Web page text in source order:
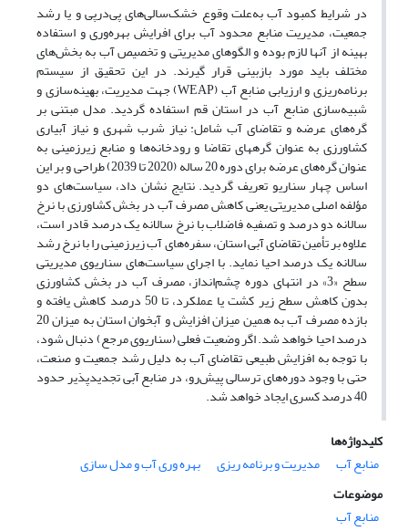
در شرایط کمبود آب به‌علت وقوع خشک‌سالی‌های پی‌درپی و یا رشد
جمعیت، مدیریت منابع محدود آب برای افرایش بهره‌وری و استفاده
بهینه از آنها لازم بوده و الگوهای مدیریتی و تخصیص آب به بخش‌های
مختلف باید مورد بازبینی قرار گیرند. در این تحقیق از ﺳﯿﺴﺘﻢ
ﺑﺮﻧﺎﻣﻪرﯾﺰی و ارزﯾﺎﺑﯽ منابع آب (WEAP) جهت ﻣﺪﯾﺮﯾﺖ، ﺑﻬﯿﻨﻪﺳﺎزی و
ﺷﺒﯿﻪﺳﺎزی ﻣﻨﺎﺑﻊ آب در استان قم استفاده گردید. مدل مبتنی بر
گره‌های عرضه و تقاضای آب شامل: نیاز شرب شهری و نیاز آبیاری
کشاورزی به عنوان گره‎های تقاضا و رودخانه‌ها و منابع زیرزمینی به
عنوان گره‌های عرضه برای دوره 20 ساله (2020 تا 2039) طراحی و بر این
اساس چهار سناریو تعریف گردید. نتایج نشان داد، سیاست‌های دو
مؤلفه اصلی مدیریتی یعنی کاهش مصرف آب در بخش کشاورزی با نرخ
سالانه دو درصد و تصفیه فاضلاب با نرخ سالانه یک درصد قادر است،
علاوه بر تأمین تقاضای آبی استان، سفره‌های آب زیرزمینی را با نرخ رشد
سالانه یک درصد احیا نماید. با اجرای سیاست‌های سناریوی مدیریتی
سطح «3» در انتهای دوره چشم‌انداز، مصرف آب در بخش کشاورزی
بدون کاهش سطح زیر کشت یا عملکرد، تا 50 درصد کاهش یافته و
بازده مصرف آب به همین میزان افزایش و آبخوان استان به میزان 20
درصد احیا خواهد شد. اگر وضعیت فعلی (سناریوی مرجع) دنبال شود،
با توجه به افزایش طبیعی تقاضای آب به دلیل رشد جمعیت و صنعت،
حتی با وجود دوره‌های ترسالی پیش‌رو، در منابع آبی تجدیدپذیر حدود
40 درصد کسری ایجاد خواهد شد.
کلیدواژه‌ها
منابع آب
مدیریت و برنامه ریزی
بهره وری آب و مدل سازی
موضوعات
منابع آب